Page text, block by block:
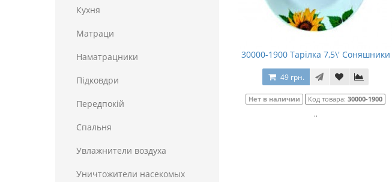
Кухня
Матраци
Наматрацники
Пiдковдри
Передпокій
Спальня
Увлажнители воздуха
Уничтожители насекомых
30000-1900 Тарілка 7,5\' Соняшники
49 грн.
Нет в наличии Код товара:30000-1900
..